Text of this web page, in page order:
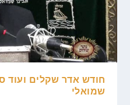
חודש אדר שקלים ועוד
שמואלי